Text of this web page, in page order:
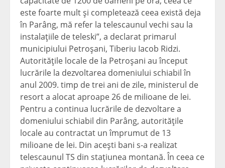
este foarte mult şi completează ceea există deja
în Parâng, mă refer la telescaunul vechi sau la
instalaţiile de teleski”, a declarat primarul
municipiului Petroşani, Tiberiu Iacob Ridzi.
Autorităţile locale de la Petroşani au început
lucrările la dezvoltarea domeniului schiabil în
anul 2009. timp de trei ani de zile, ministerul de
resort a alocat aproape 26 de milioane de lei.
Pentru a continua lucrările de dezvoltare a
domeniului schiabil din Parâng, autorităţile
locale au contractat un împrumut de 13
milioane de lei. Din aceşti bani s-a realizat
telescaunul TS din staţiunea montană. În ceea ce